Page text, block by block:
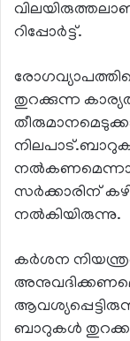
റിപ്പോര്‍ട്ട്.
തുറക്കുന്ന
സര്‍ക്കാരിന്
നല്‍കിയിരുന്നു.
കര്‍ശന
ബാറുകള്‍